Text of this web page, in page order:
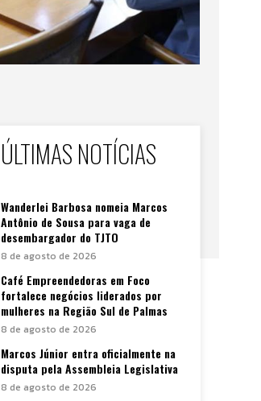
ÚLTIMAS NOTÍCIAS
Wanderlei Barbosa nomeia Marcos
Antônio de Sousa para vaga de
desembargador do TJTO
8 de agosto de 2026
Café Empreendedoras em Foco
fortalece negócios liderados por
mulheres na Região Sul de Palmas
8 de agosto de 2026
Marcos Júnior entra oficialmente na
disputa pela Assembleia Legislativa
8 de agosto de 2026